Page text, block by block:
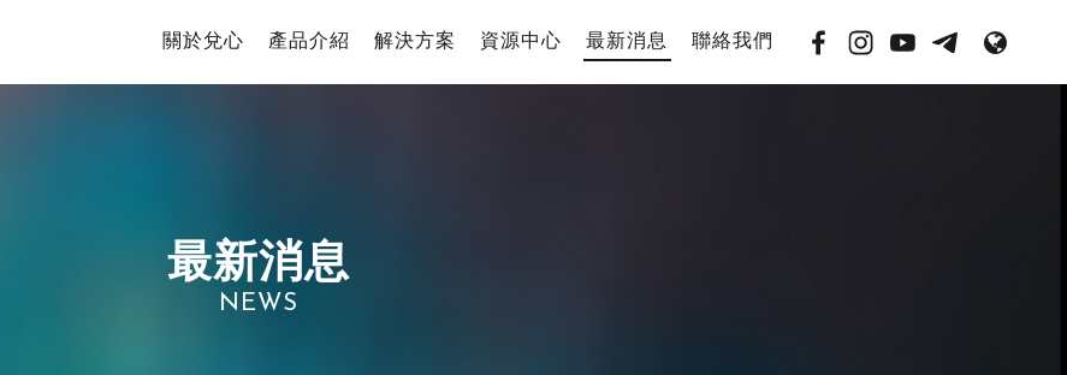
關於兌心 產品介紹 解決方案 資源中心 最新消息 聯絡我們
最新消息
NEWS